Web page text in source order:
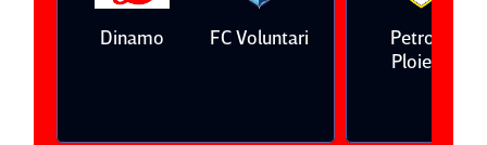
Dinamo FC Voluntari
Petrolul
Ploieşti